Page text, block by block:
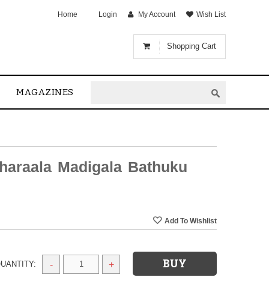
Shopping Cart
Home Login My Account Wish List
MAGAZINES
Madigala Bathuku
- +